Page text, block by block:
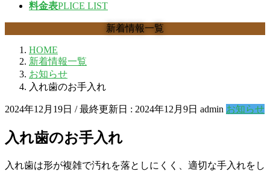
料金表PLICE LIST
新着情報一覧
HOME
新着情報一覧
お知らせ
入れ歯のお手入れ
2024年12月19日 / 最終更新日 : 2024年12月9日 admin お知らせ
入れ歯のお手入れ
入れ歯は形が複雑で汚れを落としにくく、適切な手入れをし